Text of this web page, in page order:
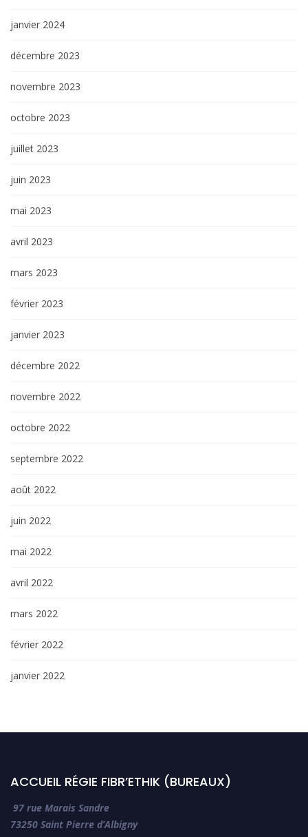
janvier 2024
décembre 2023
novembre 2023
octobre 2023
juillet 2023
juin 2023
mai 2023
avril 2023
mars 2023
février 2023
janvier 2023
décembre 2022
novembre 2022
octobre 2022
septembre 2022
août 2022
juin 2022
mai 2022
avril 2022
mars 2022
février 2022
janvier 2022
ACCUEIL RÉGIE FIBR’ETHIK (BUREAUX)
97 rue Marais Sandre
73250 Saint Pierre d’Albigny